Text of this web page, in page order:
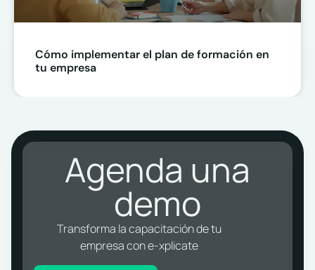
Cómo implementar el plan de formación en
tu empresa
Agenda una
demo
Transforma la capacitación de tu
empresa con e-xplicate